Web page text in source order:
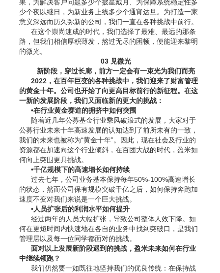
果，为解决客户问题多少个披星戴月、为保障系统稳定性多
少个夜以继日，为新业务上线多少个通宵达旦。为打造一家
意义深远而历久弥新的公司，我们一直在各种挑战中前行。
在这个崇尚速成的时代，我们选择了最难、最远的那条
路，但我们相信厚积薄发，熬过无尽的困顿，便能迎来黎明
的微光。
03 见微光
新阶段，穿过长廊，前方一定会有一束光为我们而亮
2022，在百年巨变的各种挑战中，我们迎来了财富管理
的黄金十年。公司也开始了向更高目标前行的新征程。在这
一新的发展阶段，我们又面临新的更大的挑战：
•在行业黄金赛道的拥挤中如何突围
随着近几年公募基金行业乘风破浪式的发展，大家对于
公募行业未来十年高速发展的认知达到了前所未有的一致，
我们的未来也被称为“黄金十年”。因此，现在社会及行业的
资源都在加速向这个行业倾斜，在百团大战的时代，盈米如
何向上突围更具挑战。
•千亿规模下的高速增长如何持续
过去七年，公司业务基本保持每年50%-100%高速增长
的状态，然而公司保有规模突破千亿之后，如何保持奔跑加
速度不变对我们来说是一个巨大挑战。
•人员扩张后的利润水平如何提升
经过两年的人员大幅扩张，导致公司整体人效下降。如
何在更短时间内快速地在各自的业务中找到突破口，是我们
管理层以及每一位同学都面对的挑战。
面对以上发展新阶段遇到的挑战，盈米未来如何在行业
中继续领跑？
我们仍然要一如既往地坚持我们的优良传统：在保持战